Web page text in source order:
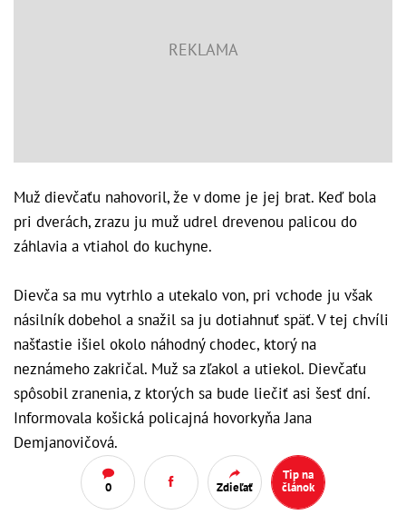
Muž dievčaťu nahovoril, že v dome je jej brat. Keď bola
pri dverách, zrazu ju muž udrel drevenou palicou do
záhlavia a vtiahol do kuchyne.
Dievča sa mu vytrhlo a utekalo von, pri vchode ju však
násilník dobehol a snažil sa ju dotiahnuť späť. V tej chvíli
našťastie išiel okolo náhodný chodec, ktorý na
neznámeho zakričal. Muž sa zľakol a utiekol. Dievčaťu
spôsobil zranenia, z ktorých sa bude liečiť asi šesť dní.
Informovala košická policajná hovorkyňa Jana
Demjanovičová.
0 Zdieľať
Tip na
článok